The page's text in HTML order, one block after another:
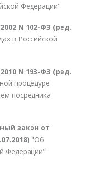
Федерации"
N 102-ФЗ (ред.
в Российской
N 193-ФЗ (ред.
процедуре
посредника
закон от
"Об
Федерации"